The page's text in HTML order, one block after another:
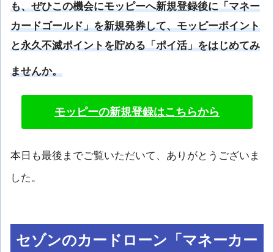
も、ぜひこの機会にモッピーへ新規登録後に「マネー
カードゴールド」を新規発券して、モッピーポイント
と永久不滅ポイントを貯める「ポイ活」をはじめてみ
ませんか。
モッピーの新規登録はこちらから
本日も最後までご覧いただいて、ありがとうございま
した。
セゾンのカードローン「マネーカー